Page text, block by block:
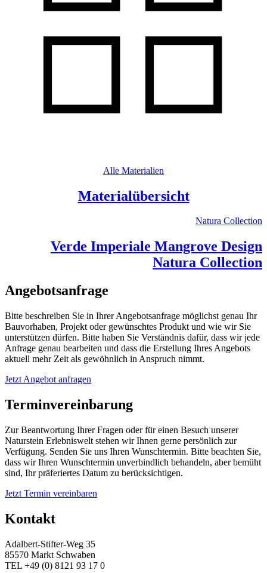
Alle Materialien
Materialübersicht
Natura Collection
Verde Imperiale Mangrove Design
Natura Collection
Angebotsanfrage
Bitte beschreiben Sie in Ihrer Angebotsanfrage möglichst genau Ihr
Bauvorhaben, Projekt oder gewünschtes Produkt und wie wir Sie
unterstützen dürfen. Bitte haben Sie Verständnis dafür, dass wir jede
Anfrage genau bearbeiten und dass die Erstellung Ihres Angebots
aktuell mehr Zeit als gewöhnlich in Anspruch nimmt.
Jetzt Angebot anfragen
Terminvereinbarung
Zur Beantwortung Ihrer Fragen oder für einen Besuch unserer
Naturstein Erlebniswelt stehen wir Ihnen gerne persönlich zur
Verfügung. Senden Sie uns Ihren Wunschtermin. Bitte beachten Sie,
dass wir Ihren Wunschtermin unverbindlich behandeln, aber bemüht
sind, Ihr präferiertes Datum zu berücksichtigen.
Jetzt Termin vereinbaren
Kontakt
Adalbert-Stifter-Weg 35
85570 Markt Schwaben
TEL +49 (0) 8121 93 17 0